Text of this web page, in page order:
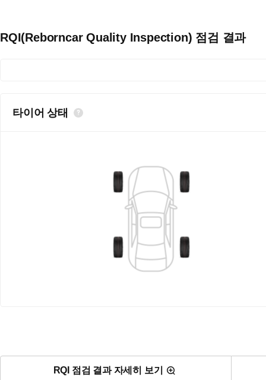
RQI(Reborncar Quality Inspection) 점검 결과
타이어 상태
RQI 점검 결과 자세히 보기